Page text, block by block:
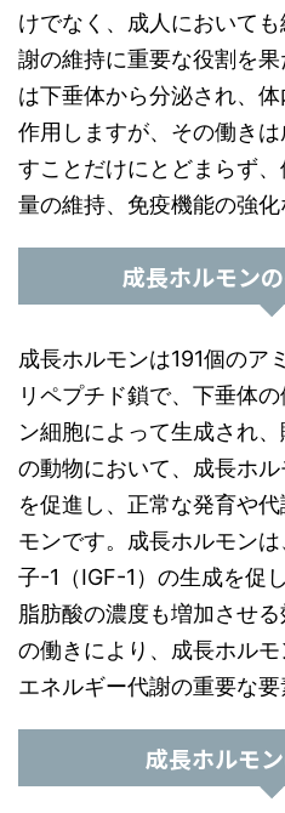
けでなく、成人において
謝の維持に重要な役割を
は下垂体から分泌され、
作用しますが、その働き
すことだけにとどまらず
量の維持、免疫機能の強化
成長ホルモン
成長ホルモンは191個のア
リペプチド鎖で、下垂体
ン細胞によって生成され
の動物において、成長ホ
を促進し、正常な発育や
モンです。成長ホルモン
子-1（IGF-1）の生成を促
脂肪酸の濃度も増加させ
の働きにより、成長ホルモ
エネルギー代謝の重要な要
成長ホルモ